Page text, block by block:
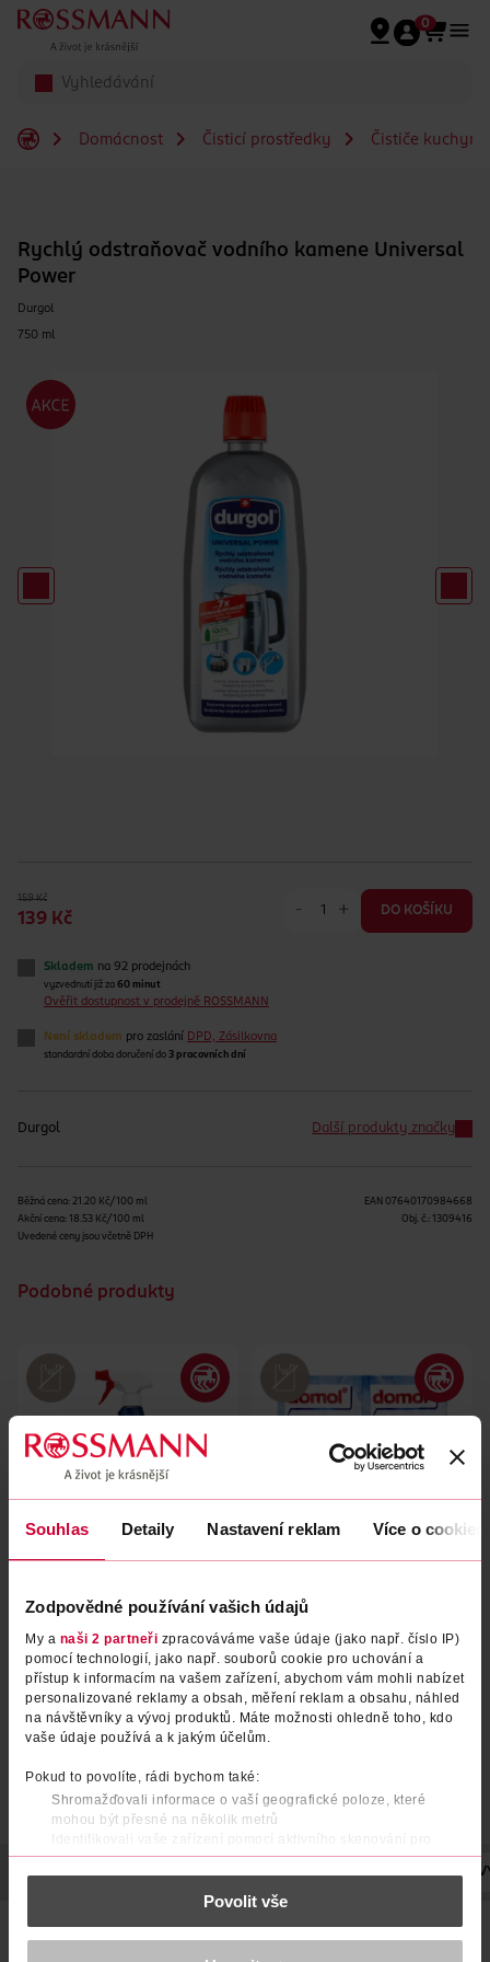
Souhlas Detaily Nastavení reklam Více o cookies
Zodpovědné používání vašich údajů
My a naši 2 partneři zpracováváme vaše údaje (jako např. číslo IP)
pomocí technologií, jako např. souborů cookie pro uchování a
přístup k informacím na vašem zařízení, abychom vám mohli nabízet
personalizované reklamy a obsah, měření reklam a obsahu, náhled
na návštěvníky a vývoj produktů. Máte možnosti ohledně toho, kdo
vaše údaje používá a k jakým účelům.
Pokud to povolíte, rádi bychom také:
Shromažďovali informace o vaší geografické poloze, které
mohou být přesné na několik metrů
Identifikovali vaše zařízení pomocí aktivního skenování pro
konkrétní charakteristiky (otisk prstu)
Zjistěte více o tom, jak zpracováváme vaše osobní údaje, a nastavte
části s podrobnostmi . Svůj souhlas můžete kdykoliv
K provozu stránek, personalizaci obsahu a reklam, funkcí sociálních
Povolit vše
Přeskočit na hlavmní obsah
0
Domácnost Čisticí prostředky Čističe kuchyně
Rychlý odstraňovač vodního kamene Universal
Power
Durgol
750 ml
159 Kč
139 Kč
- + DO KOŠÍKU
Skladem na 92 prodejnách
vyzvednutí již za 60 minut
Ověřit dostupnost v prodejně ROSSMANN
Není skladem pro zaslání DPD, Zásilkovna
standardní doba doručení do 3 pracovních dní
Durgol Další produkty značky
Běžná cena: 21.20 Kč/100 ml
Akční cena: 18.53 Kč/100 ml
Uvedené ceny jsou včetně DPH
EAN 07640170984668
Obj. č.: 1309416
Podobné produkty
kamene
Domol 750 ml
49.90 Kč
DO KOŠÍKU
Obj. č.: 1186222
Domol 30 g
19.90 Kč
DO KOŠÍKU
Durgol® Universal Power rychle a snadno odstraňuje vodní
kámen ze všech předmětů v domácnosti. Jeho složení